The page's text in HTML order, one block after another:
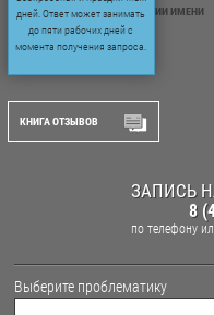
дней. Ответ может занимать
до пяти рабочих дней с
момента получения запроса.
ФГБУ «НМИЦ КОЛОПРОКТОЛОГИИ ИМЕНИ
А.Н. РЫЖИХ»
МИНЗДРАВА РОССИИ
КНИГА ОТЗЫВОВ
ЗАПИСЬ
8
по телефону
Выберите проблематику